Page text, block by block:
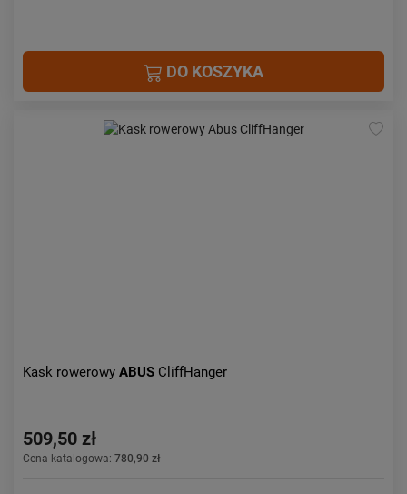
DO KOSZYKA
Kask rowerowy ABUS CliffHanger
509,50 zł
Cena katalogowa: 780,90 zł